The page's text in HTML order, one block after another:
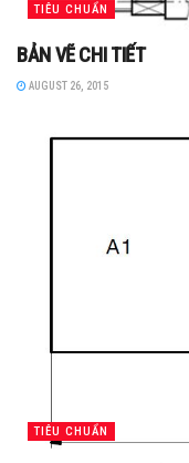
TIÊU CHUẨN
BẢN VẼ CHI TIẾT
AUGUST 26, 2015
TIÊU CHUẨN